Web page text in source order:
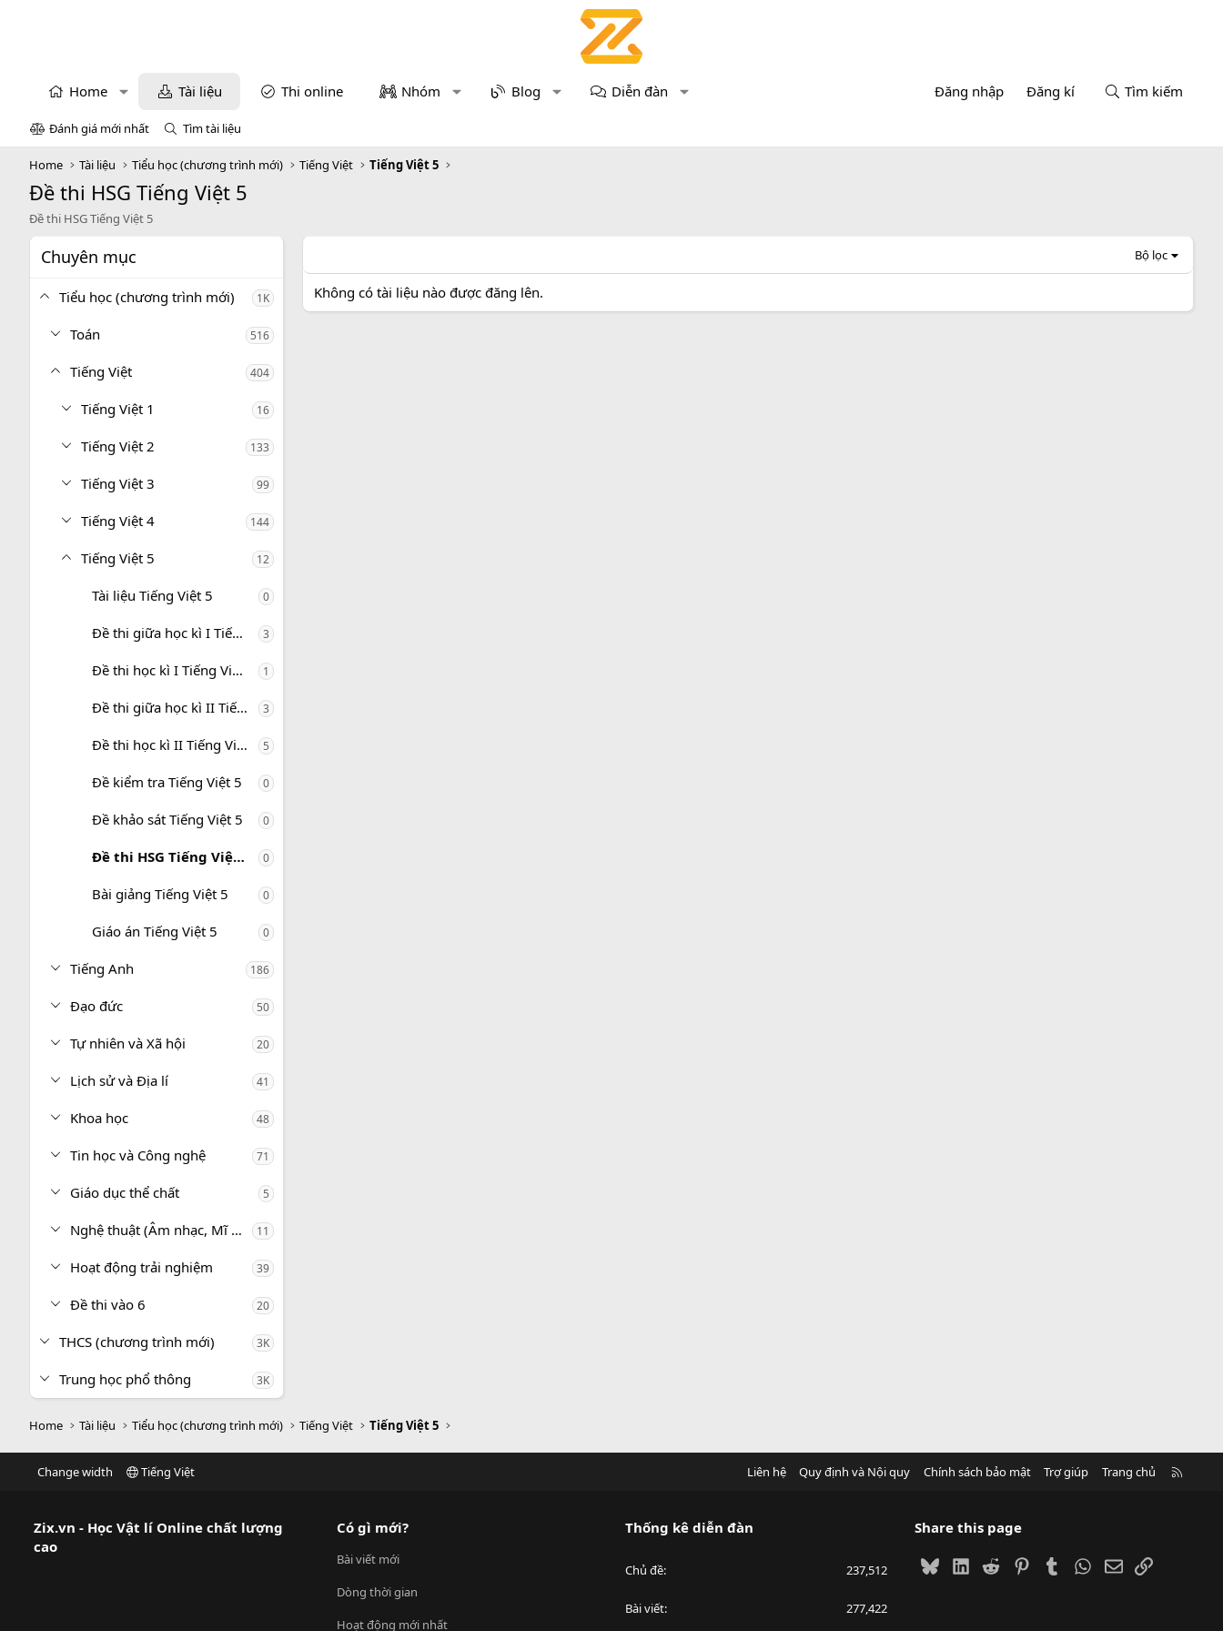
Home Tài liệu Thi online Nhóm Blog Diễn đàn Đăng nhập Đăng kí Tìm kiếm
Đánh giá mới nhất Tìm tài liệu
Home Tài liệu Tiểu học (chương trình mới) Tiếng Việt Tiếng Việt 5
Đề thi HSG Tiếng Việt 5
Đề thi HSG Tiếng Việt 5
Chuyên mục
Tiểu học (chương trình mới) 1K
Toán 516
Tiếng Việt 404
Tiếng Việt 1 16
Tiếng Việt 2 133
Tiếng Việt 3 99
Tiếng Việt 4 144
Tiếng Việt 5 12
Tài liệu Tiếng Việt 5 0
Đề thi giữa học kì I Tiếng Việt 5 3
Đề thi học kì I Tiếng Việt 5 1
Đề thi giữa học kì II Tiếng Việt 5 3
Đề thi học kì II Tiếng Việt 5 5
Đề kiểm tra Tiếng Việt 5 0
Đề khảo sát Tiếng Việt 5 0
Đề thi HSG Tiếng Việt 5 0
Bài giảng Tiếng Việt 5 0
Giáo án Tiếng Việt 5 0
Tiếng Anh 186
Đạo đức 50
Tự nhiên và Xã hội 20
Lịch sử và Địa lí 41
Khoa học 48
Tin học và Công nghệ 71
Giáo dục thể chất 5
Nghệ thuật (Âm nhạc, Mĩ thuật) 11
Hoạt động trải nghiệm 39
Đề thi vào 6 20
THCS (chương trình mới) 3K
Trung học phổ thông 3K
Bộ lọc
Không có tài liệu nào được đăng lên.
Home Tài liệu Tiểu học (chương trình mới) Tiếng Việt Tiếng Việt 5
Change width Tiếng Việt Liên hệ Quy định và Nội quy Chính sách bảo mật Trợ giúp Trang chủ
Zix.vn - Học Vật lí Online chất lượng
cao
Có gì mới?
Bài viết mới
Dòng thời gian
Hoạt động mới nhất
Thống kê diễn đàn
Chủ đề 237,512
Bài viết 277,422
Share this page
BlueskyLinkedIn
Reddit PinterestTumblrWhatsApp
EmailLink